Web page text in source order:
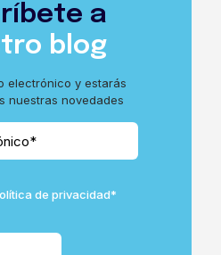
a
blog
electrónico y estarás
nuestras novedades
de privacidad*